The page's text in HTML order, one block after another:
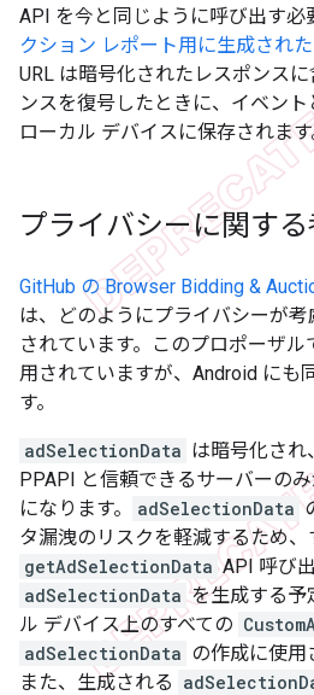
API を今と同じように呼び出す必
クション レポート用に生成され
URL は暗号化されたレスポンス
ンスを復号したときに、イベン
ローカル デバイスに保存されま
プライバシーに関す
GitHub の Browser Bidding &
は、どのようにプライバシーが
されています。このプロポーザル
用されていますが、Android にも
す。
adSelectionData は暗号化され
PPAPI と信頼できるサーバーの
になります。
adSelectionData
タ漏洩のリスクを軽減するため、
getAdSelectionData API 呼び
adSelectionData を生成する予
ル デバイス上のすべての
adSelectionData の作成に使用
また、生成される